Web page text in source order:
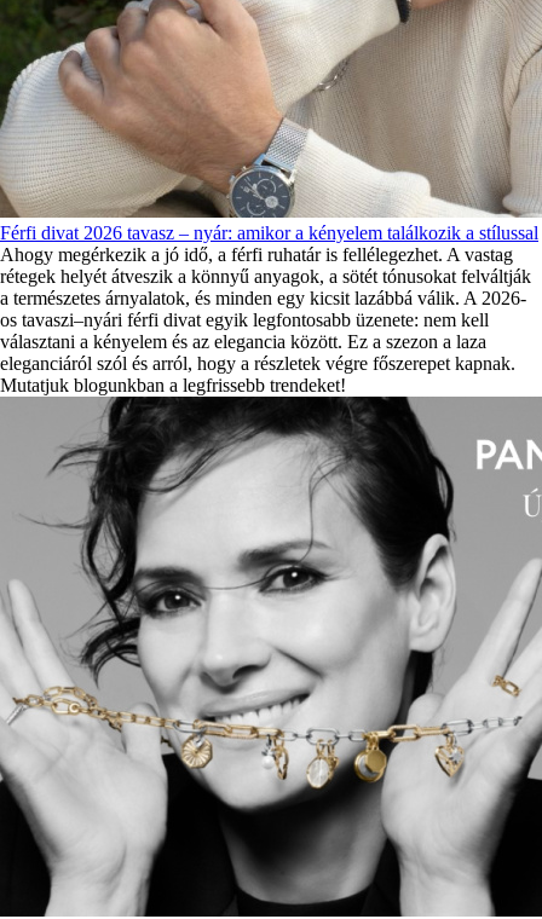
Férfi divat 2026 tavasz – nyár: amikor a kényelem találkozik a stílussal
Ahogy megérkezik a jó idő, a férfi ruhatár is fellélegezhet. A vastag
rétegek helyét átveszik a könnyű anyagok, a sötét tónusokat felváltják
a természetes árnyalatok, és minden egy kicsit lazábbá válik. A 2026-
os tavaszi–nyári férfi divat egyik legfontosabb üzenete: nem kell
választani a kényelem és az elegancia között. Ez a szezon a laza
eleganciáról szól és arról, hogy a részletek végre főszerepet kapnak.
Mutatjuk blogunkban a legfrissebb trendeket!